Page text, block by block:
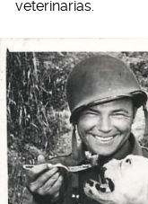
veterinarias.